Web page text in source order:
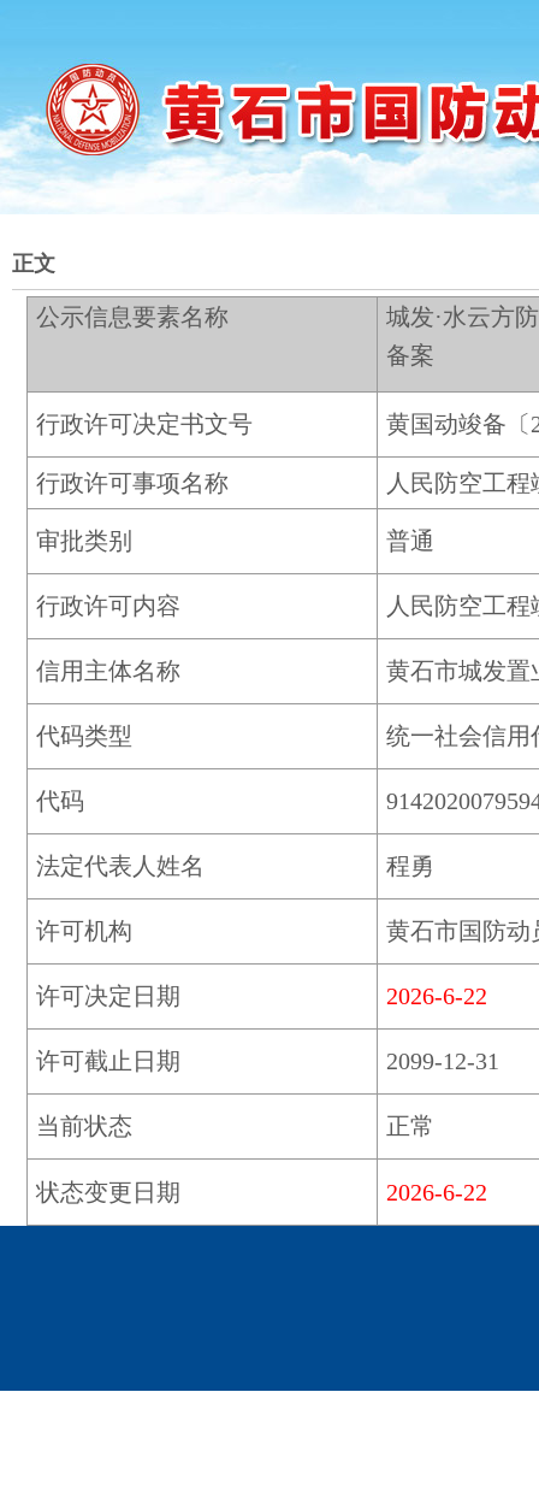
正文
公示信息要素名称
城发·水云方
备案
行政许可决定书文号 黄国动竣备〔
行政许可事项名称 人民防空工
审批类别 普通
行政许可内容 人民防空工
信用主体名称 黄石市城发置
代码类型 统一社会信用
代码
法定代表人姓名 程勇
许可机构 黄石市国防动
许可决定日期 2026-6-22
许可截止日期 2099-12-31
当前状态 正常
状态变更日期 2026-6-22